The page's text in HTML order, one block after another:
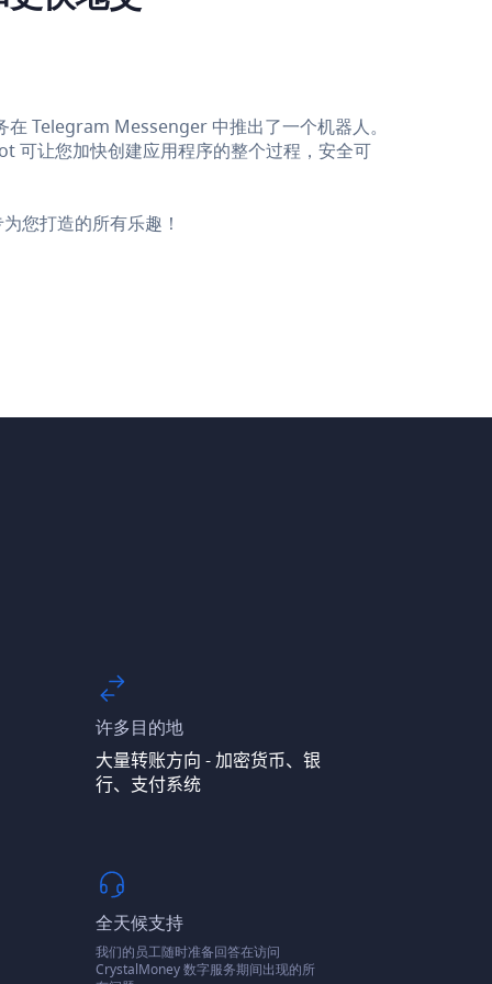
Telegram Messenger 中推出了一个机器人。
可让您加快创建应用程序的整个过程，安全可
您打造的所有乐趣！
许多目的地
大量转账方向 - 加密货币、银
行、支付系统
全天候支持
我们的员工随时准备回答在访问
CrystalMoney 数字服务期间出现的所